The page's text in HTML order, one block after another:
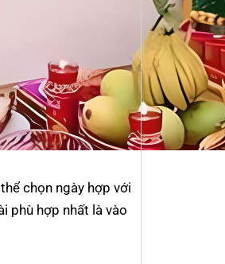
chọn ngày hợp với
phù hợp nhất là vào